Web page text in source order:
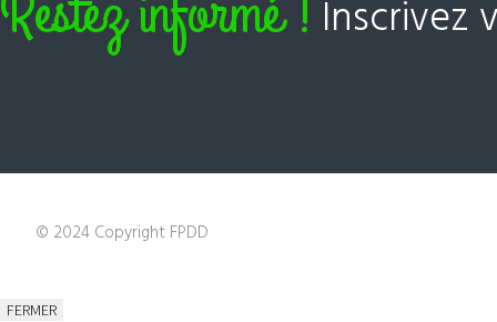
Inscrivez
© 2024 Copyright FPDD
FERMER